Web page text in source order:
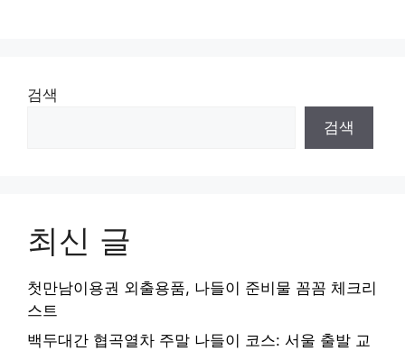
검색
검색
최신 글
첫만남이용권 외출용품, 나들이 준비물 꼼꼼 체크리
스트
백두대간 협곡열차 주말 나들이 코스: 서울 출발 교